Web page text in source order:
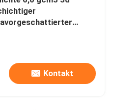
Block
Kontakt